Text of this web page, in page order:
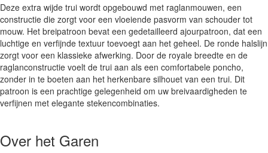
Deze extra wijde trui wordt opgebouwd met raglanmouwen, een
constructie die zorgt voor een vloeiende pasvorm van schouder tot
mouw. Het breipatroon bevat een gedetailleerd ajourpatroon, dat een
luchtige en verfijnde textuur toevoegt aan het geheel. De ronde halslijn
zorgt voor een klassieke afwerking. Door de royale breedte en de
raglanconstructie voelt de trui aan als een comfortabele poncho,
zonder in te boeten aan het herkenbare silhouet van een trui. Dit
patroon is een prachtige gelegenheid om uw breivaardigheden te
verfijnen met elegante stekencombinaties.
Over het Garen